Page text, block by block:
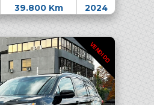
39.800 Km 2024
VENDIDO